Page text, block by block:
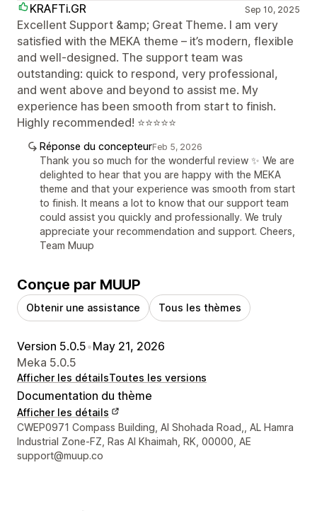
KRAFTi.GR Sep 10, 2025
Excellent Support &amp; Great Theme. I am very
satisfied with the MEKA theme – it’s modern, flexible
and well-designed. The support team was
outstanding: quick to respond, very professional,
and went above and beyond to assist me. My
experience has been smooth from start to finish.
Highly recommended! ⭐⭐⭐⭐⭐
Réponse du concepteurFeb 5, 2026
Thank you so much for the wonderful review ✨ We are
delighted to hear that you are happy with the MEKA
theme and that your experience was smooth from start
to finish. It means a lot to know that our support team
could assist you quickly and professionally. We truly
appreciate your recommendation and support. Cheers,
Team Muup
Conçue par MUUP
Obtenir une assistance Tous les thèmes
Version 5.0.5•May 21, 2026
Meka 5.0.5
Afficher les détailsToutes les versions
Documentation du thème
Afficher les détails
Coordonnées du concepteur
CWEP0971 Compass Building, Al Shohada Road,, AL Hamra
Industrial Zone-FZ, Ras Al Khaimah, RK, 00000, AE
support@muup.co